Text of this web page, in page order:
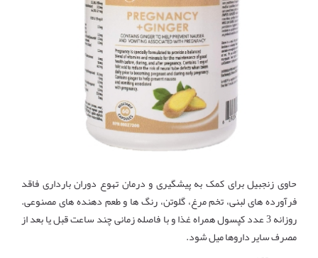
حاوی زنجبیل برای کمک به پیشگیری و درمان تهوع دوران بارداری فاقد
فرآورده های لبنی، تخم مرغ، گلوتن، رنگ ها و طعم دهنده های مصنوعی.
روزانه 3 عدد کپسول همراه غذا و با فاصله زمانی چند ساعت قبل یا بعد از
مصرف سایر داروها میل شود.